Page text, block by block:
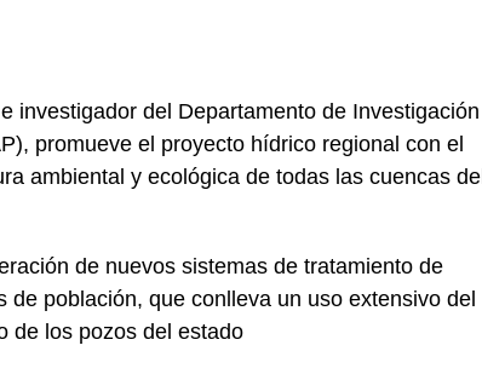
investigador del Departamento de Investigación
promueve el proyecto hídrico regional con el
ambiental y ecológica de todas las cuencas del
de nuevos sistemas de tratamiento de
población, que conlleva un uso extensivo del
de los pozos del estado